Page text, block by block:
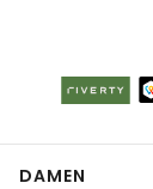
DAMEN